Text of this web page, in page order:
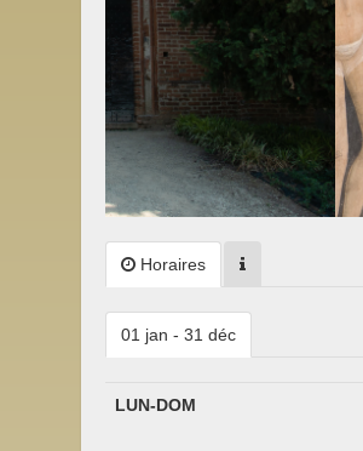
Horaires
01 jan - 31 déc
LUN-DOM